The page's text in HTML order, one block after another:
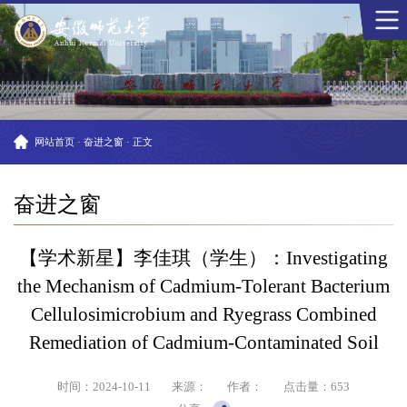
网站首页 · 奋进之窗 · 正文
奋进之窗
【学术新星】李佳琪（学生）：Investigating
the Mechanism of Cadmium-Tolerant Bacterium
Cellulosimicrobium and Ryegrass Combined
Remediation of Cadmium-Contaminated Soil
时间：2024-10-11 来源： 作者： 点击量： 653